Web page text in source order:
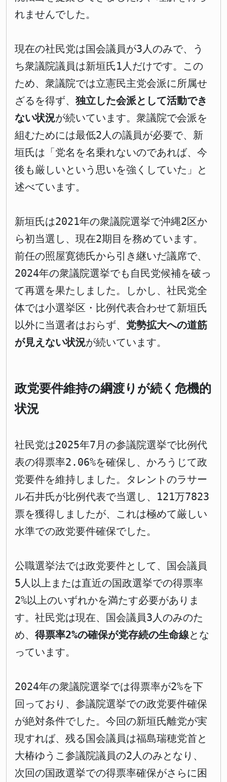
れませんでした。
現在の社民党は国会議員が3人のみで、う
ち衆議院議員は新垣氏1人だけです。この
ため、衆議院では立憲民主党会派に所属せ
ざるを得ず、 独立した会派として活動でき
ない状況が続いています。衆議院で会派を
組むためには最低2人の議員が必要で、新
垣氏は「党名を名乗れないのであれば、今
後も厳しいという思いを強くしていた」と
述べています。
新垣氏は2021年の衆議院選挙で沖縄2区か
ら初当選し、現在2期目を務めています。
前任の照屋寛徳氏から引き継いだ議席で、
2024年の衆議院選挙でも自民党候補を破っ
て再選を果たしました。しかし、社民党全
体では小選挙区・比例代表合わせて新垣氏
以外に当選者はおらず、 党勢拡大への道筋
が見えない状況が続いています。
政党要件維持の綱渡りが続く危機的
状況
社民党は2025年7月の参議院選挙で比例代
表の得票率2.06%を確保し、かろうじて政
党要件を維持しました。タレントのラサー
ル石井氏が比例代表で当選し、121万7823
票を獲得しましたが、これは極めて厳しい
水準での政党要件確保でした。
公職選挙法では政党要件として、国会議員
5人以上または直近の国政選挙での得票率
2%以上のいずれかを満たす必要がありま
す。社民党は現在、国会議員3人のみのた
め、 得票率2%の確保が党存続の生命線とな
っています。
2024年の衆議院選挙では得票率が2%を下
回っており、参議院選挙での政党要件確保
が絶対条件でした。今回の新垣氏離党が実
現すれば、残る国会議員は福島瑞穂党首と
大椿ゆうこ参議院議員の2人のみとなり、
次回の国政選挙での得票率確保がさらに困